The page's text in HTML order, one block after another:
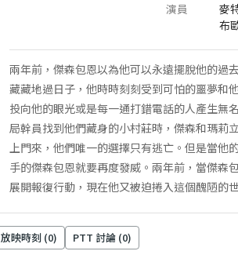
演員
麥
布
兩年前，傑森包恩以為他可以永遠擺脫他的過
藏藏地過日子，他時時刻刻受到可怕的噩夢和
投向他的眼光或是每一通打錯電話的人產生無
局幹員找到他們藏身的小村莊時，傑森和瑪莉
上門來，他們唯一的選擇只有逃亡。但是當他
手的傑森包恩就要再度發威。兩年前，當傑森
展開報復行動，現在他又被迫捲入這個醜陋的
放映時刻 (0) PTT 討論 (0)